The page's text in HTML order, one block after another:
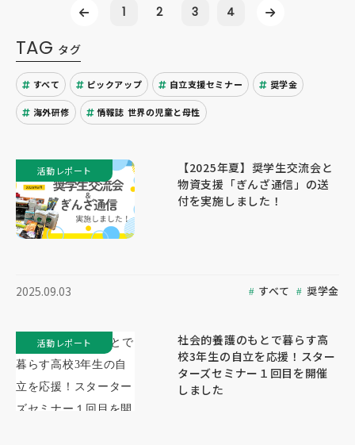
1 2 3 4
TAG タグ
すべて ピックアップ 自立支援セミナー 奨学金
海外研修 情報誌 世界の児童と母性
【2025年夏】奨学生交流会と
物資支援「ぎんざ通信」の送
付を実施しました！
2025.09.03 すべて 奨学金
活動レポート
社会的養護のもとで暮らす高
校3年生の自立を応援！スター
ターズセミナー１回目を開催
しました
活動レポート